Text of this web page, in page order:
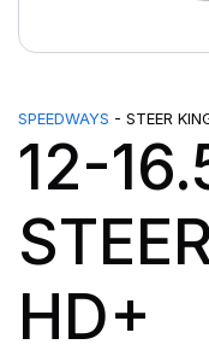
SPEEDWAYS - STEER
12-
HD+